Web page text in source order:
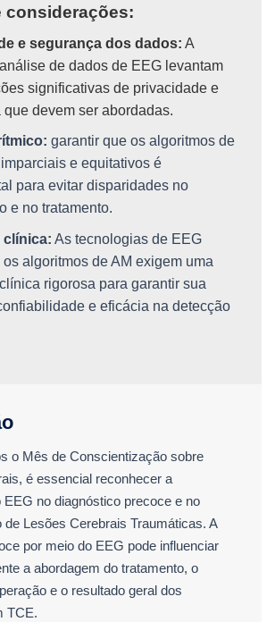
considerações:
e segurança dos dados: A
de dados de EEG levantam
significativas de privacidade e
que devem ser abordadas.
garantir que os algoritmos de
e equitativos é
para evitar disparidades no
e no tratamento.
clínica: As tecnologias de EEG
os algoritmos de AM exigem uma
rigorosa para garantir sua
e eficácia na detecção
o Mês de Conscientização sobre
é essencial reconhecer a
EEG no diagnóstico precoce e no
de Lesões Cerebrais Traumáticas. A
por meio do EEG pode influenciar
a abordagem do tratamento, o
e o resultado geral dos
TCE.